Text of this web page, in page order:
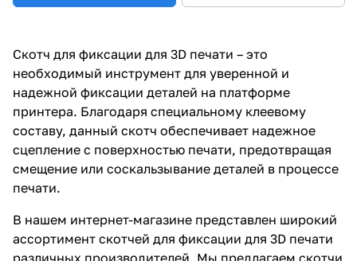
Скотч для фиксации для 3D печати – это
необходимый инструмент для уверенной и
надежной фиксации деталей на платформе
принтера. Благодаря специальному клеевому
составу, данный скотч обеспечивает надежное
сцепление с поверхностью печати, предотвращая
смещение или соскальзывание деталей в процессе
печати.
В нашем интернет-магазине представлен широкий
ассортимент скотчей для фиксации для 3D печати
различных производителей. Мы предлагаем скотчи